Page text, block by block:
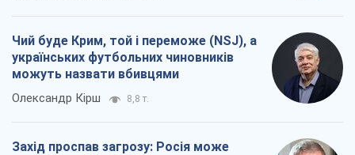
Чий буде Крим, той і переможе (NSJ), а
українських футбольних чиновників
можуть назвати вбивцями
Олександр Кірш 8,8 т.
Захід проспав загрозу: Росія може